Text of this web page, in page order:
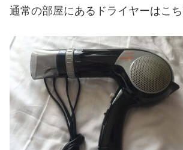
通常の部屋にあるドライヤーはこち